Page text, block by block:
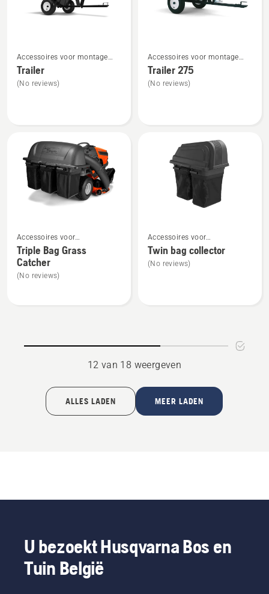
meer
details
over
Accessoires voor montage
aan de achterzijde
Trailer
(No reviews)
meer
details
over
Accessoires voor montage
aan de achterzijde
Trailer 275
(No reviews)
meer
details
over
Triple
Accessoires voor
tuintractoren voor montage
aan de achterzijde
Triple Bag Grass
Catcher
(No reviews)
meer
details
over
Accessoires voor
tuintractoren voor montage
aan de achterzijde
Twin bag collector
(No reviews)
12 van 18 weergeven
ALLES LADEN MEER LADEN
U bezoekt Husqvarna Bos en
Tuin België